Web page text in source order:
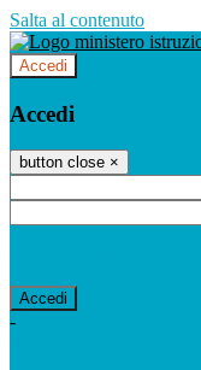
Salta al contenuto
Accedi
Accedi
button close ×
-